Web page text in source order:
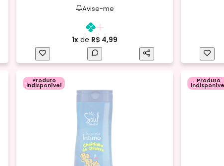
Avise-me
1x de R$ 4,99
Produto
indisponível
Produto